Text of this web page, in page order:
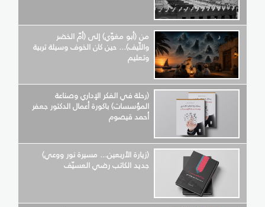
من (أبو مغوّي) إلى (أمّ الخضر
واللّيف)... حين كان الخوف وسيلة تربية
وتعليم
(رحلة في الفكر الإداري وصناعة
المؤسسات) باكورة أعمال الدكتور جعفر
أحمد قيصوم
(زيارة الأربعين... مسيرة نور ووعي)
جديد الكاتب رضي العسيّف